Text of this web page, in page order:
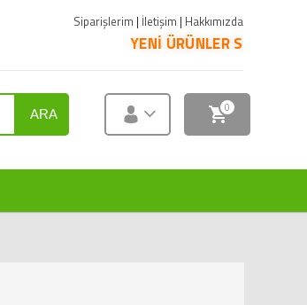
Siparişlerim | İletişim | Hakkımızda
YENİ ÜRÜNLER SATIŞA
ARA 0